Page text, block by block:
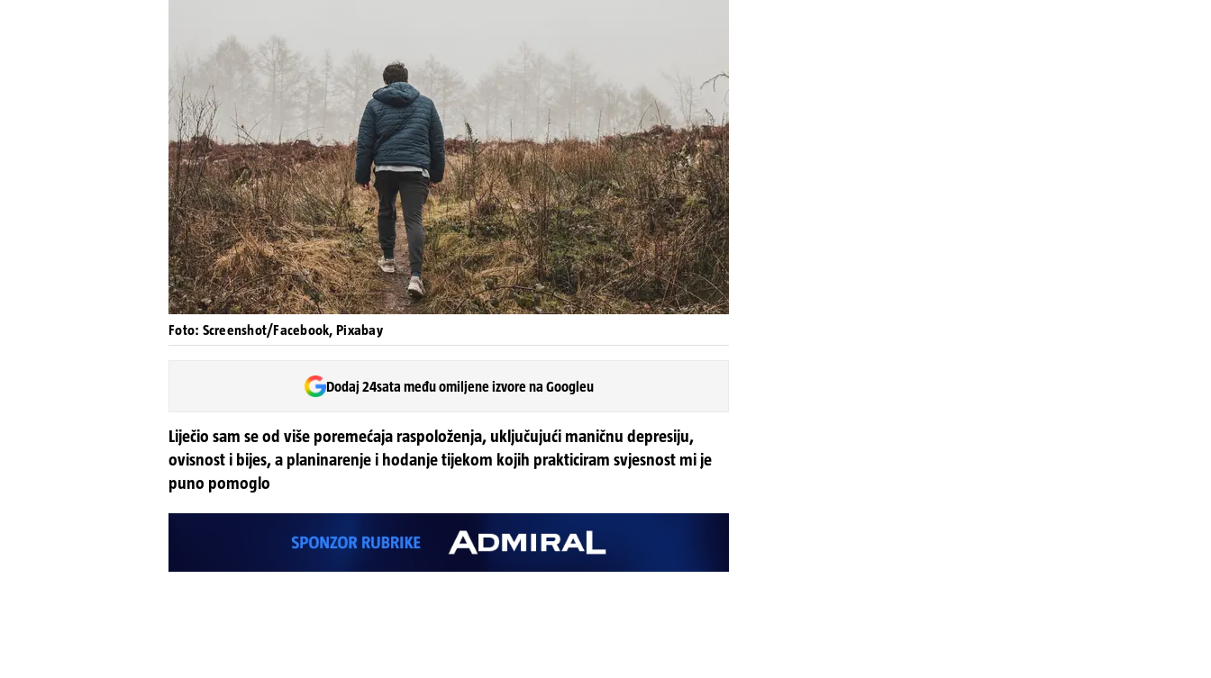
Foto: Screenshot/Facebook, Pixabay
Dodaj 24sata među omiljene izvore na Googleu
Liječio sam se od više poremećaja raspoloženja, uključujući maničnu depresiju,
ovisnost i bijes, a planinarenje i hodanje tijekom kojih prakticiram svjesnost mi je
puno pomoglo